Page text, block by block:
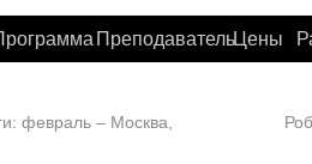
ПреподавательЦены
февраль – Москва,